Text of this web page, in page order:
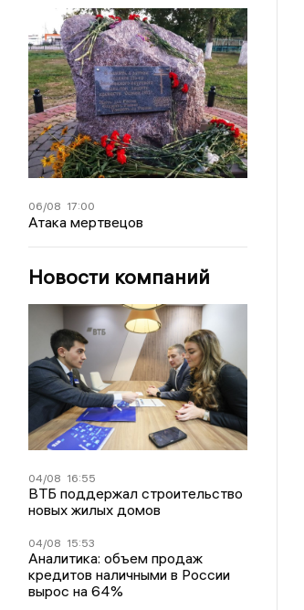
06/08 17:00
Атака мертвецов
Новости компаний
04/08 16:55
ВТБ поддержал строительство
новых жилых домов
04/08 15:53
Аналитика: объем продаж
кредитов наличными в России
вырос на 64%